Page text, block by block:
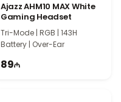
Ajazz AHM10 MAX White
Gaming Headset
Tri-Mode | RGB | 143H
Battery | Over-Ear
89